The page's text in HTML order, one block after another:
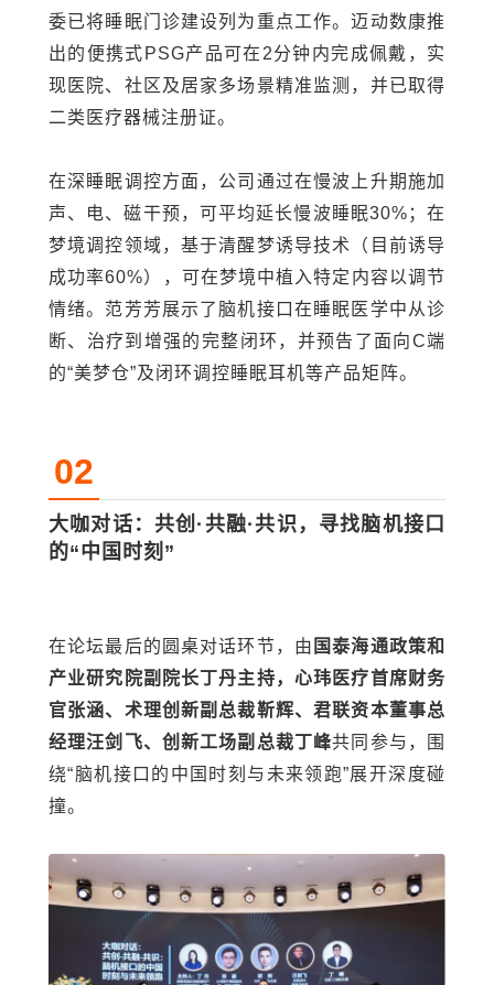
委已将睡眠门诊建设列为重点工作。迈动数康推
出的便携式PSG产品可在2分钟内完成佩戴，实
现医院、社区及居家多场景精准监测，并已取得
二类医疗器械注册证。
在深睡眠调控方面，公司通过在慢波上升期施加
声、电、磁干预，可平均延长慢波睡眠30%；在
梦境调控领域，基于清醒梦诱导技术（目前诱导
成功率60%），可在梦境中植入特定内容以调节
情绪。范芳芳展示了脑机接口在睡眠医学中从诊
断、治疗到增强的完整闭环，并预告了面向C端
的“美梦仓”及闭环调控睡眠耳机等产品矩阵。
02
大咖对话：共创·共融·共识，寻找脑机接口
的“中国时刻”
在论坛最后的圆桌对话环节，由 国泰海通政策和
产业研究院副院长丁丹主持，心玮医疗首席财务
官张涵、术理创新副总裁靳辉、君联资本董事总
经理汪剑飞、创新工场副总裁丁峰共同参与，围
绕“脑机接口的中国时刻与未来领跑”展开深度碰
撞。